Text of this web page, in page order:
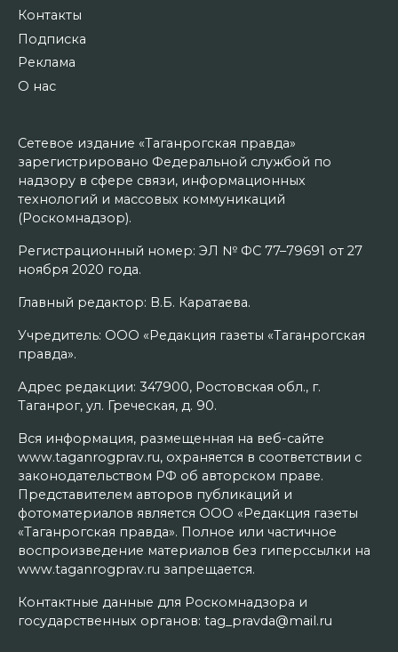
Контакты
Подписка
Реклама
О нас
Сетевое издание «Таганрогская правда»
зарегистрировано Федеральной службой по
надзору в сфере связи, информационных
технологий и массовых коммуникаций
(Роскомнадзор).
Регистрационный номер: ЭЛ № ФС 77–79691 от 27
ноября 2020 года.
Главный редактор: В.Б. Каратаева.
Учредитель: ООО «Редакция газеты «Таганрогская
правда».
Адрес редакции: 347900, Ростовская обл., г.
Таганрог, ул. Греческая, д. 90.
Вся информация, размещенная на веб-сайте
www.taganrogprav.ru, охраняется в соответствии с
законодательством РФ об авторском праве.
Представителем авторов публикаций и
фотоматериалов является ООО «Редакция газеты
«Таганрогская правда». Полное или частичное
воспроизведение материалов без гиперссылки на
www.taganrogprav.ru запрещается.
Контактные данные для Роскомнадзора и
государственных органов: tag_pravda@mail.ru